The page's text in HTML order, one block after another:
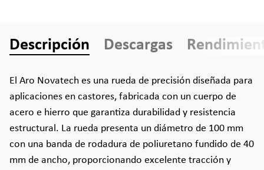
Descripción Descargas
El Aro Novatech es una rueda de precisión diseñada para
aplicaciones en castores, fabricada con un cuerpo de
acero e hierro que garantiza durabilidad y resistencia
estructural. La rueda presenta un diámetro de 100 mm
con una banda de rodadura de poliuretano fundido de 40
mm de ancho, proporcionando excelente tracción y